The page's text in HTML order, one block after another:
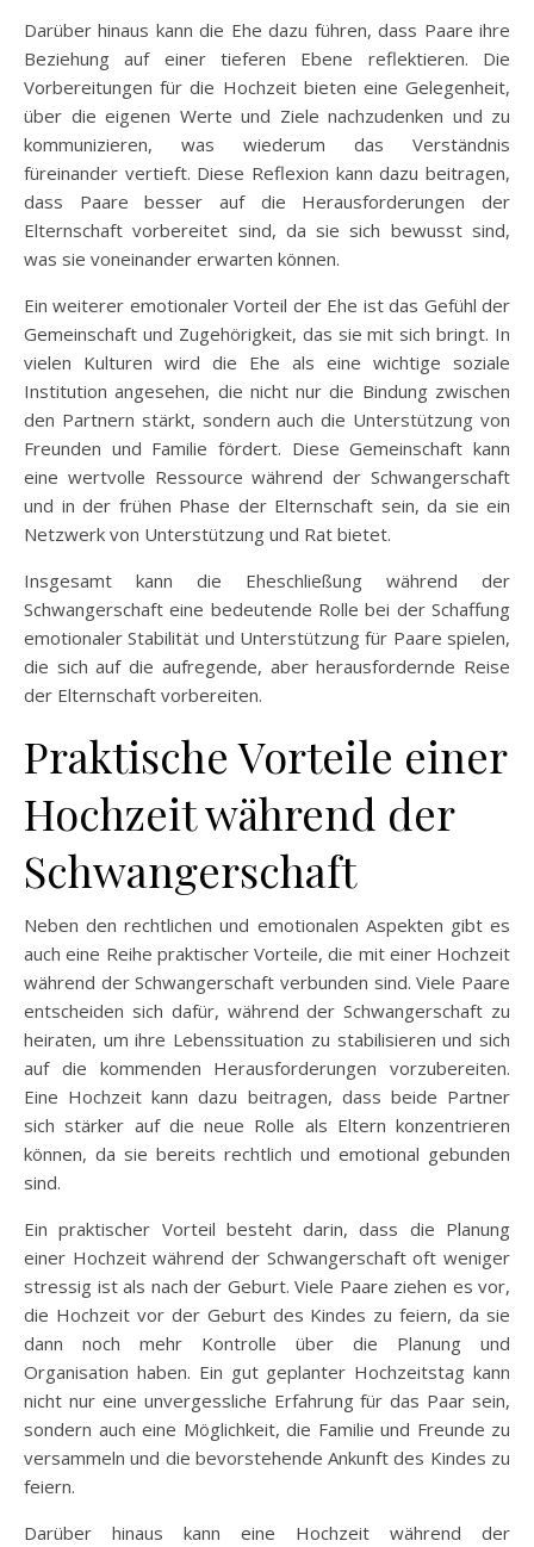
Darüber hinaus kann die Ehe dazu führen, dass Paare ihre
Beziehung auf einer tieferen Ebene reflektieren. Die
Vorbereitungen für die Hochzeit bieten eine Gelegenheit,
über die eigenen Werte und Ziele nachzudenken und zu
kommunizieren, was wiederum das Verständnis
füreinander vertieft. Diese Reflexion kann dazu beitragen,
dass Paare besser auf die Herausforderungen der
Elternschaft vorbereitet sind, da sie sich bewusst sind,
was sie voneinander erwarten können.
Ein weiterer emotionaler Vorteil der Ehe ist das Gefühl der
Gemeinschaft und Zugehörigkeit, das sie mit sich bringt. In
vielen Kulturen wird die Ehe als eine wichtige soziale
Institution angesehen, die nicht nur die Bindung zwischen
den Partnern stärkt, sondern auch die Unterstützung von
Freunden und Familie fördert. Diese Gemeinschaft kann
eine wertvolle Ressource während der Schwangerschaft
und in der frühen Phase der Elternschaft sein, da sie ein
Netzwerk von Unterstützung und Rat bietet.
Insgesamt kann die Eheschließung während der
Schwangerschaft eine bedeutende Rolle bei der Schaffung
emotionaler Stabilität und Unterstützung für Paare spielen,
die sich auf die aufregende, aber herausfordernde Reise
der Elternschaft vorbereiten.
Praktische Vorteile einer
Hochzeit während der
Schwangerschaft
Neben den rechtlichen und emotionalen Aspekten gibt es
auch eine Reihe praktischer Vorteile, die mit einer Hochzeit
während der Schwangerschaft verbunden sind. Viele Paare
entscheiden sich dafür, während der Schwangerschaft zu
heiraten, um ihre Lebenssituation zu stabilisieren und sich
auf die kommenden Herausforderungen vorzubereiten.
Eine Hochzeit kann dazu beitragen, dass beide Partner
sich stärker auf die neue Rolle als Eltern konzentrieren
können, da sie bereits rechtlich und emotional gebunden
sind.
Ein praktischer Vorteil besteht darin, dass die Planung
einer Hochzeit während der Schwangerschaft oft weniger
stressig ist als nach der Geburt. Viele Paare ziehen es vor,
die Hochzeit vor der Geburt des Kindes zu feiern, da sie
dann noch mehr Kontrolle über die Planung und
Organisation haben. Ein gut geplanter Hochzeitstag kann
nicht nur eine unvergessliche Erfahrung für das Paar sein,
sondern auch eine Möglichkeit, die Familie und Freunde zu
versammeln und die bevorstehende Ankunft des Kindes zu
feiern.
Darüber hinaus kann eine Hochzeit während der